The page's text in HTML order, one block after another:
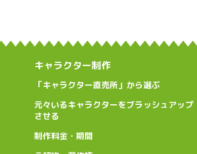
キャラクター制作
「キャラクター直売所」から選ぶ
元々いるキャラクターをブラッシュアップ
させる
制作料金・期間